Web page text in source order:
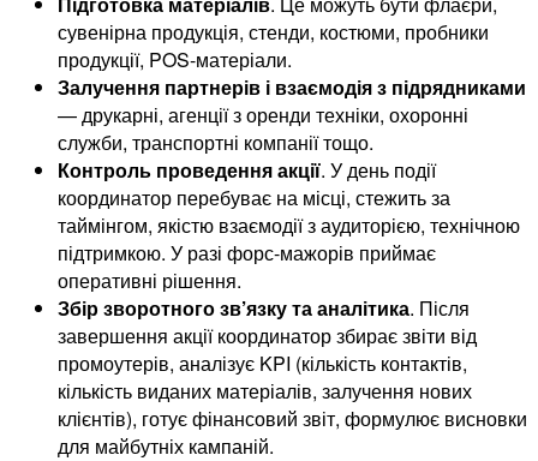
сувенірна продукція, стенди, костюми, пробники
продукції, POS-матеріали.
Залучення партнерів і взаємодія з підрядниками
— друкарні, агенції з оренди техніки, охоронні
служби, транспортні компанії тощо.
Контроль проведення акції. У день події
координатор перебуває на місці, стежить за
таймінгом, якістю взаємодії з аудиторією, технічною
підтримкою. У разі форс-мажорів приймає
оперативні рішення.
Збір зворотного зв’язку та аналітика. Після
завершення акції координатор збирає звіти від
промоутерів, аналізує KPI (кількість контактів,
кількість виданих матеріалів, залучення нових
клієнтів), готує фінансовий звіт, формулює висновки
для майбутніх кампаній.